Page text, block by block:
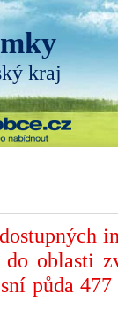
kraj
oblasti
půda 477